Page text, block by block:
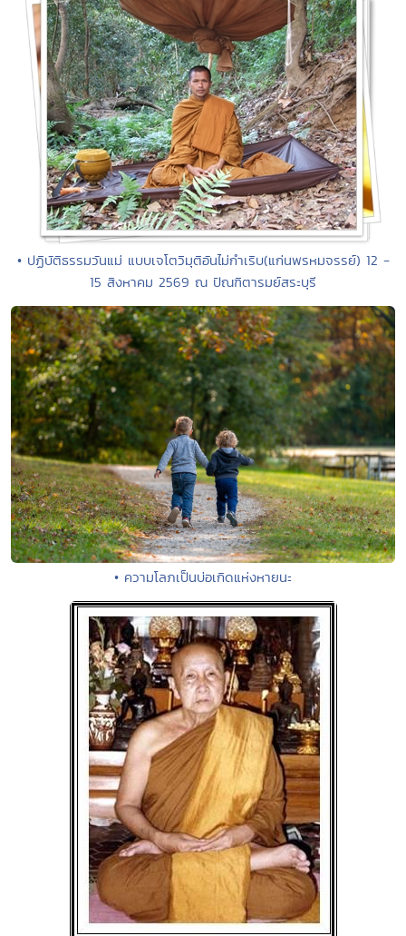
• ปฏิบัติธรรมวันแม่ แบบเจโตวิมุติอันไม่กำเริบ(แก่นพรหมจรรย์) 12 -
15 สิงหาคม 2569 ณ ปัณฑิตารมย์สระบุรี
• ความโลภเป็นบ่อเกิดแห่งหายนะ